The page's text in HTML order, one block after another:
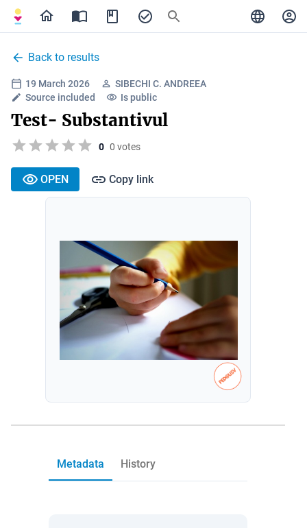
Back to results
19 March 2026
SIBECHI C. ANDREEA
Source included
Is public
Test- Substantivul
0 0 votes
OPEN Copy link
Metadata History